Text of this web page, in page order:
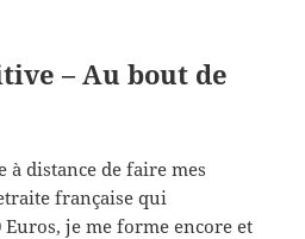
– Au bout de
à distance de faire mes
française qui
Euros, je me forme encore et